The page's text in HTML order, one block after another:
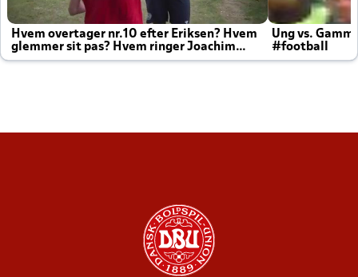
Hvem overtager nr.10 efter Eriksen? Hvem
glemmer sit pas? Hvem ringer Joachim
altid til efter kampe?
Ung vs.
#football